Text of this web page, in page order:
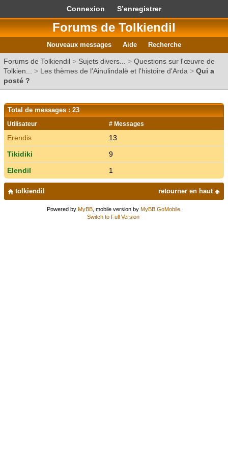
Connexion S’enregistrer
Forums de Tolkiendil
Nouveaux messages Aide Recherche
Forums de Tolkiendil > Sujets divers... > Questions sur l'œuvre de
Tolkien...
> Les thèmes de l'Ainulindalë et l'histoire d'Arda > Qui a
posté ?
Total de messages : 23
Utilisateur # Messages
Erendis
13
Tikidiki
9
Elendil
1
retourner en haut
tolkiendil
Powered by MyBB, mobile version by MyBB GoMobile.
Switch to Full Version